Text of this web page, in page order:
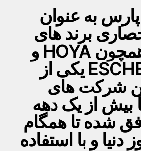
به عنوان
برند های
مطرحی همچون HOYA و
ESCHENBACH یکی از
شرکت های
بیش از یک دهه
شده تا همگام
دنیا و با استفاده